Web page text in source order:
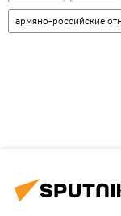
армяно-российские